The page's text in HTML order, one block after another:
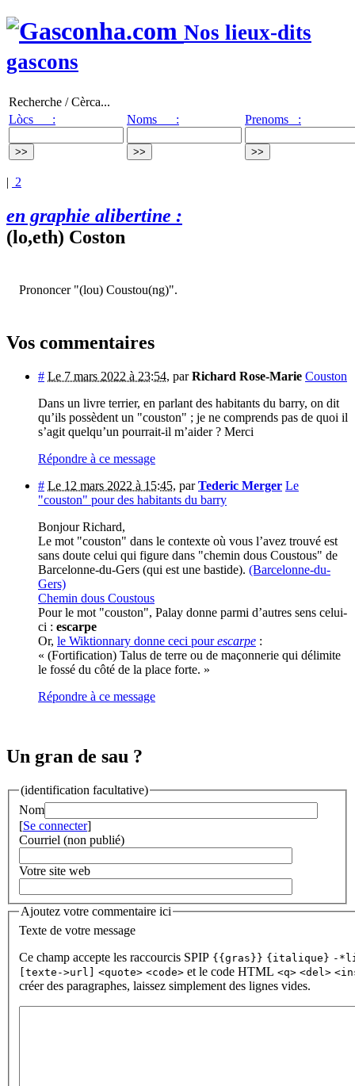
Nos lieux-dits
gascons
Recherche / Cèrca...
Lòcs :
Noms : Prenoms :
| 2
en graphie alibertine :
(lo,eth) Coston
Prononcer "(lou) Coustou(ng)".
Vos commentaires
# Le 7 mars 2022 à 23:54, parRichard Rose-Marie Couston
Dans un livre terrier, en parlant des habitants du barry, on dit
qu’ils possèdent un "couston" ; je ne comprends pas de quoi il
s’agit quelqu’un pourrait-il m’aider ? Merci
Répondre à ce message
# Le 12 mars 2022 à 15:45, parTederic Merger Le
"couston" pour des habitants du barry
Bonjour Richard,
Le mot "couston" dans le contexte où vous l’avez trouvé est
sans doute celui qui figure dans "chemin dous Coustous" de
Barcelonne-du-Gers (qui est une bastide). (Barcelonne-du-
Gers)
Chemin dous Coustous
Pour le mot "couston", Palay donne parmi d’autres sens celui-
ci : escarpe
Or, le Wiktionnary donne ceci pourescarpe :
« (Fortification) Talus de terre ou de maçonnerie qui délimite
le fossé du côté de la place forte. »
Répondre à ce message
Un gran de sau ?
(identification facultative)
Nom
[Se connecter]
Courriel (non publié)
Votre site web
Ajoutez votre commentaire ici
Texte de votre message
Ce champ accepte les raccourcis SPIP {{gras}} {italique} -
[texte->url] <quote> <code> et le code HTML <q> <del>
créer des paragraphes, laissez simplement des lignes vides.